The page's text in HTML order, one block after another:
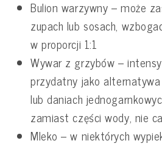
Bulion warzywny – może
zupach lub sosach,
w proporcji 1:1
Wywar z grzybów –
przydatny jako
lub daniach
zamiast części wody, nie
Mleko – w niektórych